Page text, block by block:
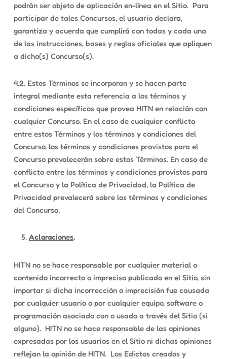
podrán ser objeto de aplicación en-línea en el Sitio. Para
participar de tales Concursos, el usuario declara,
garantiza y acuerda que cumplirá con todas y cada una
de las instrucciones, bases y reglas oficiales que apliquen
a dicho(s) Concurso(s).
4.2. Estos Términos se incorporan y se hacen parte
integral mediante esta referencia a los términos y
condiciones específicos que provea HITN en relación con
cualquier Concurso. En el caso de cualquier conflicto
entre estos Términos y los términos y condiciones del
Concurso, los términos y condiciones provistos para el
Concurso prevalecerán sobre estos Términos. En caso de
conflicto entre los términos y condiciones provistos para
el Concurso y la Política de Privacidad, la Política de
Privacidad prevalecerá sobre los términos y condiciones
del Concurso.
Aclaraciones.
HITN no se hace responsable por cualquier material o
contenido incorrecto o impreciso publicado en el Sitio, sin
importar si dicha incorrección o imprecisión fue causada
por cualquier usuario o por cualquier equipo, software o
programación asociado con o usado a través del Sitio (si
alguno). HITN no se hace responsable de las opiniones
expresadas por los usuarios en el Sitio ni dichas opiniones
reflejan la opinión de HITN. Los Edictos creados y